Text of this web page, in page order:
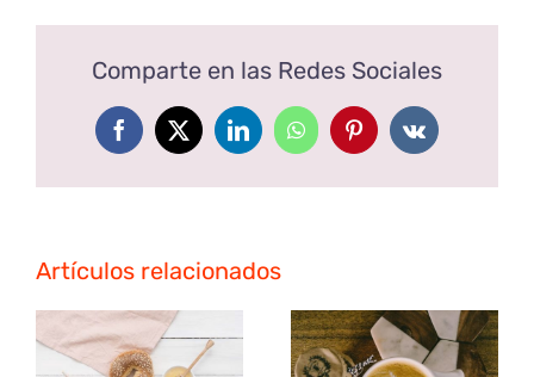
Comparte en las Redes Sociales
Facebook
X LinkedInWhatsAppPinterestVk
Artículos relacionados